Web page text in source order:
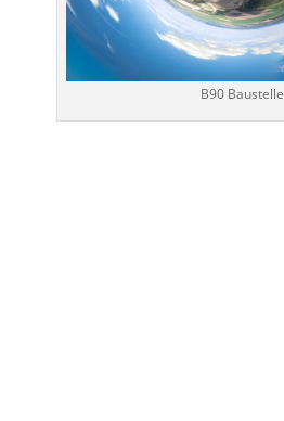
B90 Baustelle